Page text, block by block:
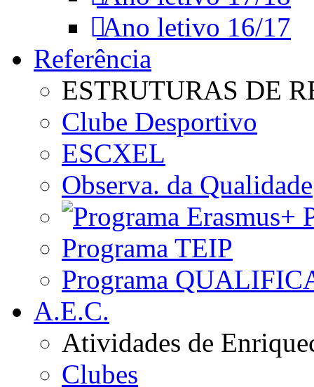
Ano letivo 16/17
Referência
ESTRUTURAS DE
Clube Desportivo
ESCXEL
Observa. da Qualidade
Programa TEIP
Programa
A.E.C.
Atividades de
Clubes